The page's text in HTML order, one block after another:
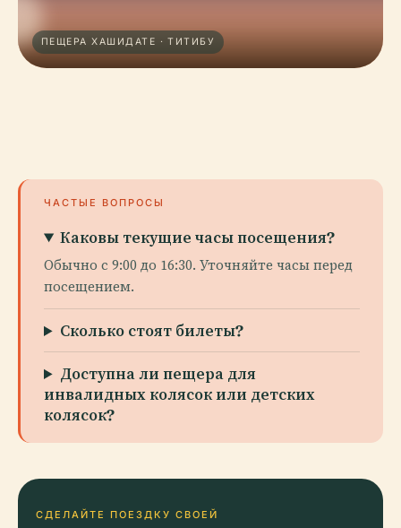
ПЕЩЕРА ХАШИДАТЕ · ТИТИБУ
ЧАСТЫЕ ВОПРОСЫ
Каковы текущие часы посещения?
Обычно с 9:00 до 16:30. Уточняйте часы перед
посещением.
Сколько стоят билеты?
Доступна ли пещера для
инвалидных колясок или детских
колясок?
СДЕЛАЙТЕ ПОЕЗДКУ СВОЕЙ